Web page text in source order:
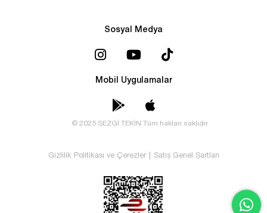
Sosyal Medya
Mobil Uygulamalar
© 2025 SEZGİ TEKİN Tüm hakları saklıdır
Gizlilik Politikası ve Çerezler Satış Genel Şartları